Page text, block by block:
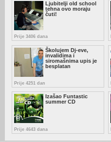
Ljubitelji old school
tehna ovo moraju
čuti!
Prije 3406 dana
Školujem Dj-eve,
invalidima i
siromašnima upis je
besplatan
Prije 4251 dan
Izašao Funtastic
summer CD
Prije 4643 dana